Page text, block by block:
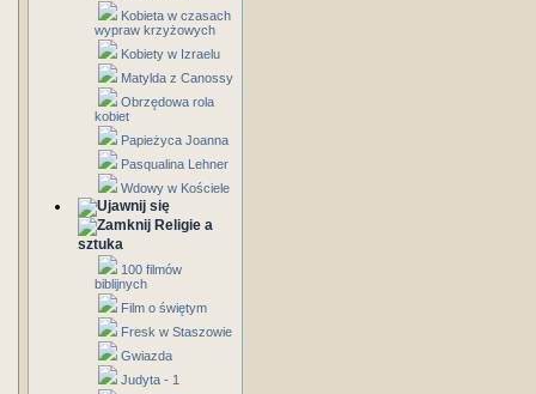
Kobieta w czasach
wypraw krzyżowych
Kobiety w Izraelu
Matylda z Canossy
Obrzędowa rola
kobiet
Papieżyca Joanna
Pasqualina Lehner
Wdowy w Kościele
Religie a
sztuka
100 filmów
biblijnych
Film o świętym
Fresk w Staszowie
Gwiazda
Judyta - 1